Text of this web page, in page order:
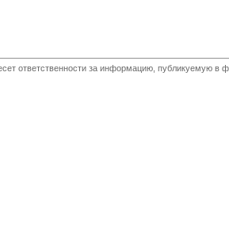
ответственности за информацию, публикуемую